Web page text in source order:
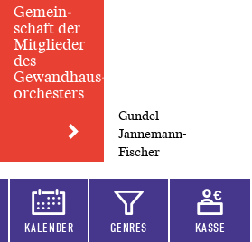
KALENDER GENRES KASSE
Gemein­
schaft der
Mitglieder
des
Gewandhaus­
orchesters
Gundel
Jannemann-
Fischer